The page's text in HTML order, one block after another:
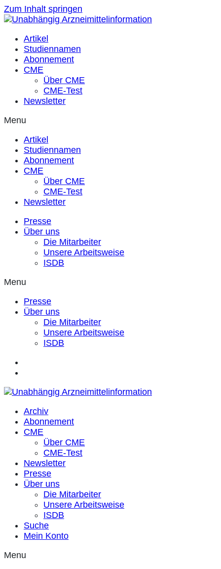
Zum Inhalt springen
Artikel
Studiennamen
Abonnement
CME
Über CME
CME-Test
Newsletter
Menu
Artikel
Studiennamen
Abonnement
CME
Über CME
CME-Test
Newsletter
Presse
Über uns
Die Mitarbeiter
Unsere Arbeitsweise
ISDB
Menu
Presse
Über uns
Die Mitarbeiter
Unsere Arbeitsweise
ISDB
Archiv
Abonnement
CME
Über CME
CME-Test
Newsletter
Presse
Über uns
Die Mitarbeiter
Unsere Arbeitsweise
ISDB
Suche
Mein Konto
Menu